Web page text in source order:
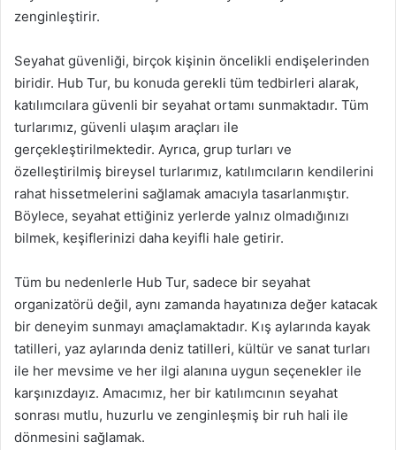
zenginleştirir.
Seyahat güvenliği, birçok kişinin öncelikli endişelerinden
biridir. Hub Tur, bu konuda gerekli tüm tedbirleri alarak,
katılımcılara güvenli bir seyahat ortamı sunmaktadır. Tüm
turlarımız, güvenli ulaşım araçları ile
gerçekleştirilmektedir. Ayrıca, grup turları ve
özelleştirilmiş bireysel turlarımız, katılımcıların kendilerini
rahat hissetmelerini sağlamak amacıyla tasarlanmıştır.
Böylece, seyahat ettiğiniz yerlerde yalnız olmadığınızı
bilmek, keşiflerinizi daha keyifli hale getirir.
Tüm bu nedenlerle Hub Tur, sadece bir seyahat
organizatörü değil, aynı zamanda hayatınıza değer katacak
bir deneyim sunmayı amaçlamaktadır. Kış aylarında kayak
tatilleri, yaz aylarında deniz tatilleri, kültür ve sanat turları
ile her mevsime ve her ilgi alanına uygun seçenekler ile
karşınızdayız. Amacımız, her bir katılımcının seyahat
sonrası mutlu, huzurlu ve zenginleşmiş bir ruh hali ile
dönmesini sağlamak.